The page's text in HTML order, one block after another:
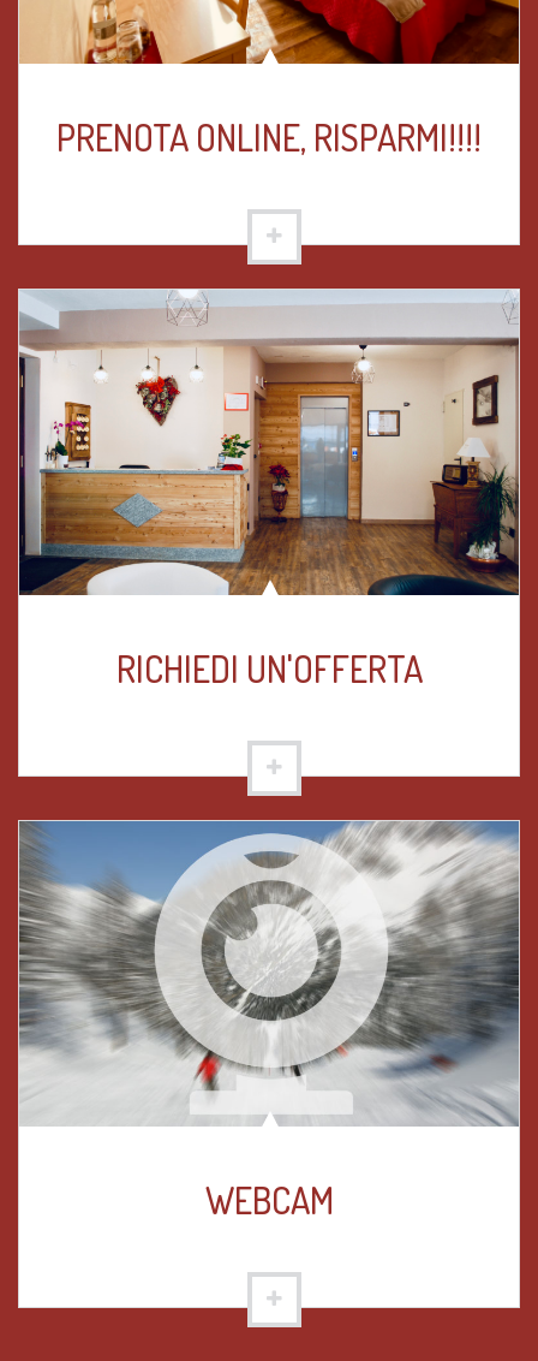
PRENOTA ONLINE, RISPARMI!!!!
RICHIEDI UN'OFFERTA
WEBCAM